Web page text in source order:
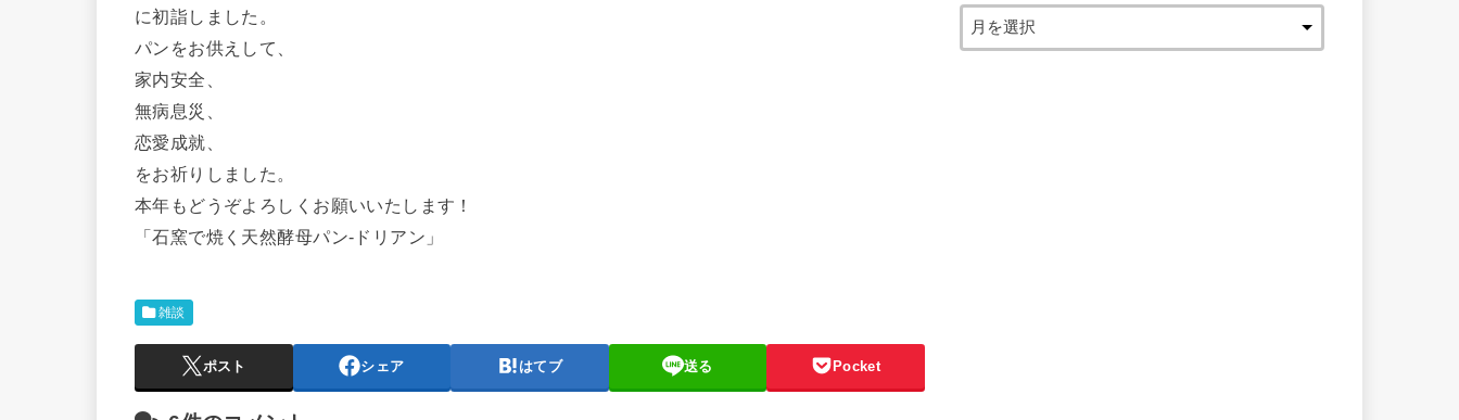
に初詣しました。
パンをお供えして、
家内安全、
無病息災、
恋愛成就、
をお祈りしました。
本年もどうぞよろしくお願いいたします！
「石窯で焼く天然酵母パン-ドリアン」
雑談
ポスト シェア はてブ 送る Pocket